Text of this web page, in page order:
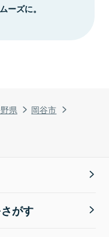
県
岡谷市
ーズに。
がす